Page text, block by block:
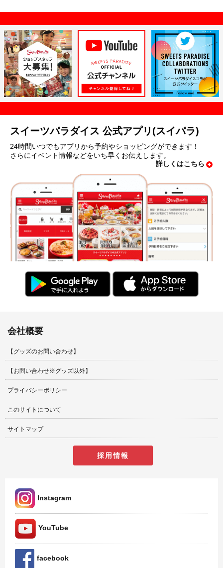
スイーツパラダイス 公式アプリ(スイパラ)
24時間いつでもアプリから予約やショッピングができます！
さらにイベント情報などをいち早くお伝えします。
詳しくはこちら
会社概要
【グッズのお問い合わせ】
【お問い合わせ※グッズ以外】
プライバシーポリシー
このサイトについて
サイトマップ
採用情報
Instagram
YouTube
facebook